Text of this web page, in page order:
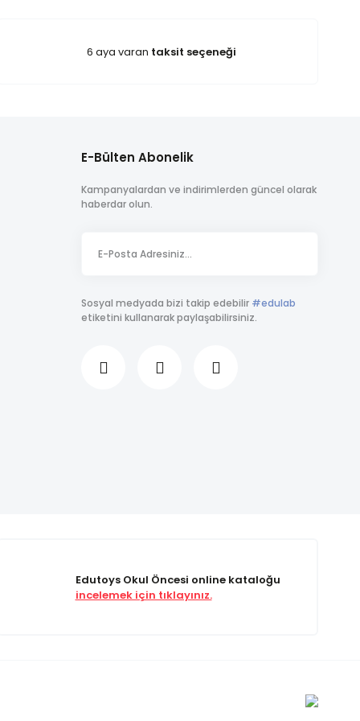
6 aya varan taksit seçeneği
E-Bülten Abonelik
Kampanyalardan ve indirimlerden güncel olarak
haberdar olun.
Sosyal medyada bizi takip edebilir #edulab
etiketini kullanarak paylaşabilirsiniz.
Edutoys Okul Öncesi online kataloğu
incelemek için tıklayınız.